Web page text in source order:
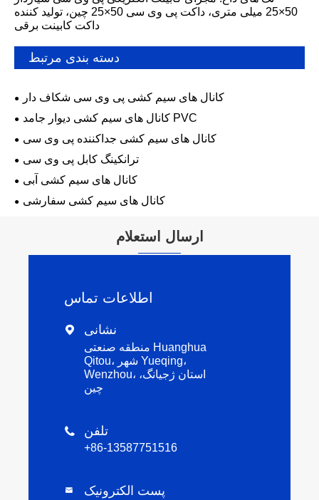
50×25 میلی متری، داکت پی وی سی 50×25 چین، تولید کننده
داکت کابینت برقی
دسته بندی مرتبط
کانال های سیم کشی پی وی سی شکاف دار
کانال های سیم کشی دیوار جامد PVC
کانال های سیم کشی جداکننده پی وی سی
ترانکینگ کابل پی وی سی
کانال های سیم کشی آبی
کانال های سیم کشی سفارشی
ارسال استعلام
اطلاعات تماس
 نشانی
منطقه صنعتی Huanghua
Qitou، شهر Yueqing،
Wenzhou، استان ژجیانگ،
چین
 تلفن
+86-13587751516
 پست الکترونیک